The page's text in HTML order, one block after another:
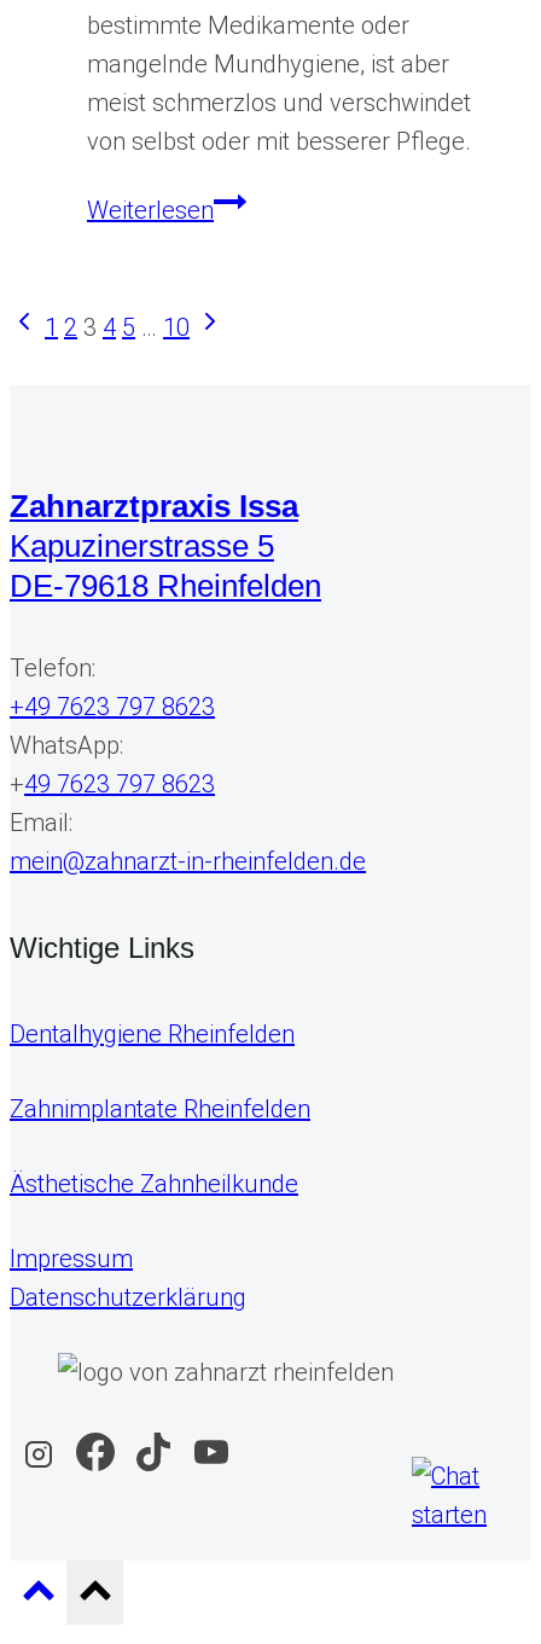
bestimmte Medikamente oder
mangelnde Mundhygiene, ist aber
meist schmerzlos und verschwindet
von selbst oder mit besserer Pflege.
WeiterlesenSchwarze
Seitennavigation
Vorherige
1 2 3 4 5 … 10 Nächste
Zahnarztpraxis Issa
Kapuzinerstrasse 5
DE-79618 Rheinfelden
Telefon:
+49 7623 797 8623
WhatsApp:
+49 7623 797 8623
Email:
mein@zahnarzt-in-rheinfelden.de
Wichtige Links
Dentalhygiene Rheinfelden
Zahnimplantate Rheinfelden
Ästhetische Zahnheilkunde
Impressum
Datenschutzerklärung